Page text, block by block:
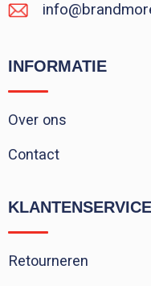
INFORMATIE
Over ons
Contact
KLANTENSERVICE
Retourneren